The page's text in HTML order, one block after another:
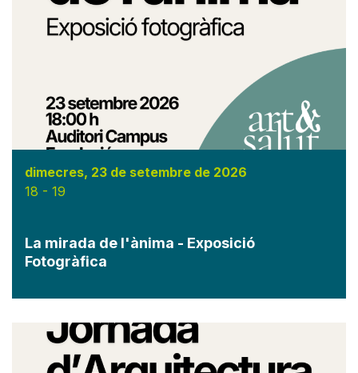
dimecres, 23 de setembre de 2026
18 - 19
La mirada de l'ànima - Exposició
Fotogràfica